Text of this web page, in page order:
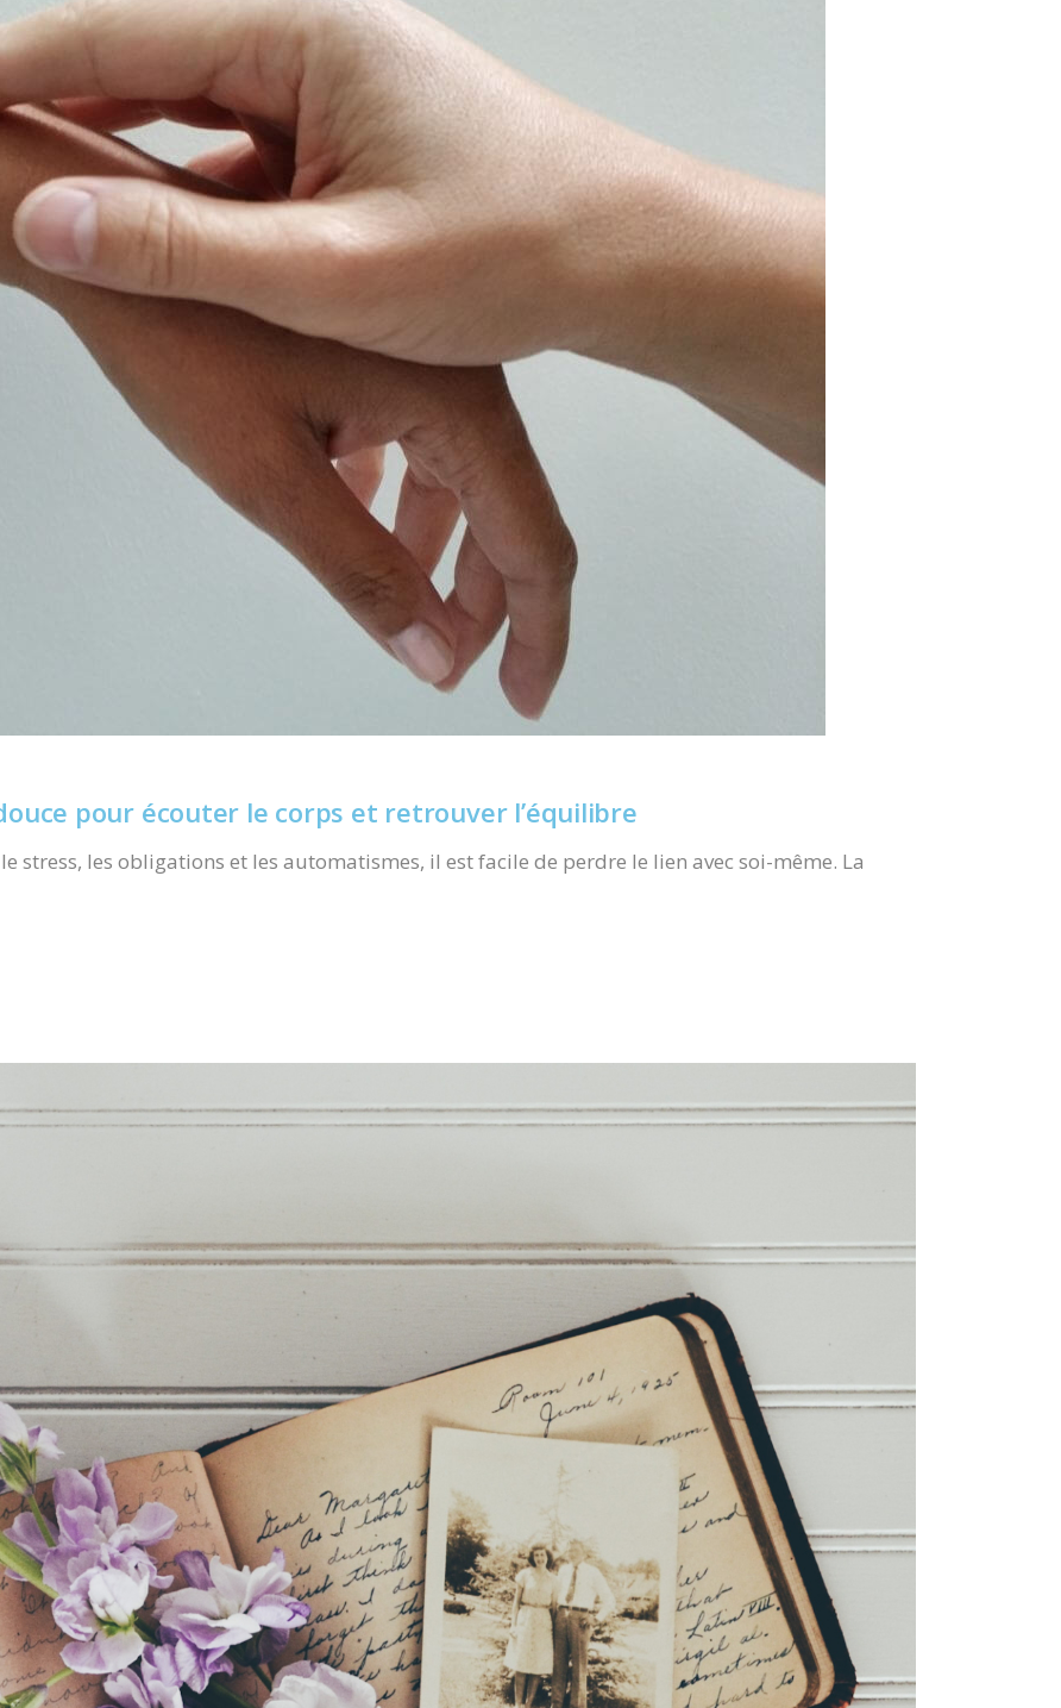
pour écouter le corps et retrouver l’équilibre
stress, les obligations et les automatismes, il est facile de perdre le lien avec soi-même. La